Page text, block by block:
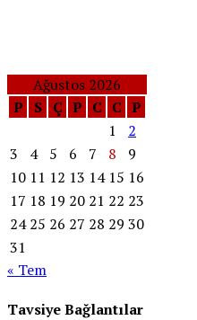
Ağustos 2026
P
S Ç P C C P
1
2
3
4 5 6 7 8
9
10 11 12 13 14 15 16
17 18 19 20 21 22 23
24 25 26 27 28 29 30
31
« Tem
Tavsiye Bağlantılar